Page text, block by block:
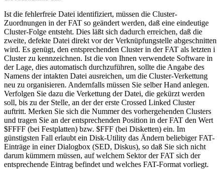
Ist die fehlerfreie Datei identifiziert, müssen die Cluster-
Zuordnungen in der FAT so geändert werden, daß eine eindeutige
Cluster-Folge entsteht. Dies läßt sich dadurch erreichen, daß die
zweite, defekte Datei direkt vor der Verknüpfungstelle abgeschnitten
wird. Es genügt, den entsprechenden Cluster in der FAT als letzten i
Cluster zu kennzeichnen. Ist die von Ihnen verwendete Software in
der Lage, dies automatisch durchzuführen, sollte die Angabe des
Namens der intakten Datei ausreichen, um die Cluster-Verkettung
neu zu organisieren. Andernfalls müssen Sie selber Hand anlegen.
Verfolgen Sie dazu die Verkettung der Datei, die gekürzt werden
soll, bis zu der Stelle, an der der erste Crossed Linked Cluster
auftritt. Merken Sie sich die Nummer des vorhergehenden Clusters
und tragen Sie an der entsprechenden Position in der FAT den Wert
$FFFF (bei Festplatten) bzw. $FFF (bei Disketten) ein. Im
günstigsten Fall erlaubt ein Disk-Utility das Ändern beliebiger FAT-
Einträge in einer Dialogbox (SED, Diskus), so daß Sie sich nicht
darum kümmern müssen, auf welchem Sektor der FAT sich der
entsprechende Eintrag befindet und welches FAT-Format vorliegt.